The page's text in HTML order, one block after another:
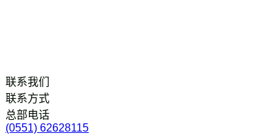
联系我们
联系方式
总部电话
(0551) 62628115